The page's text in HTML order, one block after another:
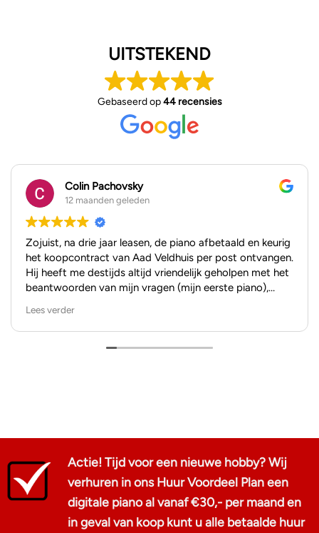
UITSTEKEND
Gebaseerd op44 recensies
Colin Pachovsky
12 maanden geleden
Zojuist, na drie jaar leasen, de piano afbetaald en keurig
het koopcontract van Aad Veldhuis per post ontvangen.
Hij heeft me destijds altijd vriendelijk geholpen met het
beantwoorden van mijn vragen (mijn eerste piano),
zeggen dan dat ik het hele kooptraject als positief heb
ervaren.
Lees verder
Actie! Tijd voor een nieuwe hobby? Wij
verhuren in ons Huur Voordeel Plan een
digitale piano al vanaf €30,- per maand en
in geval van koop kunt u alle betaalde huur